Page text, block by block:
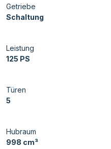
Getriebe
Schaltung
Leistung
125 PS
Türen
5
Hubraum
998 cm³